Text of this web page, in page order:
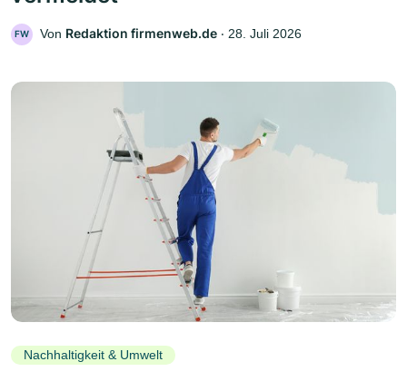
FW Von Redaktion firmenweb.de ‧ 28. Juli 2026
Nachhaltigkeit & Umwelt